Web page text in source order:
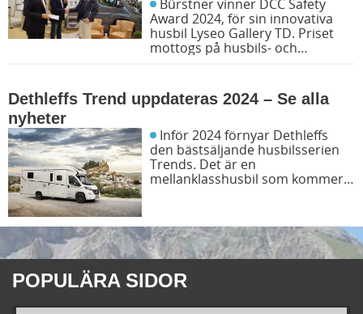
Award 2024, för sin innovativa
husbil Lyseo Gallery TD. Priset
mottogs på husbils- och
Dethleffs Trend uppdateras 2024 – Se alla
nyheter
den bästsäljande husbilsserien
Trends. Det är en
mellanklasshusbil som kommer
extra utrustning och attraktiva
utrustningspaket.
POPULÄRA SIDOR